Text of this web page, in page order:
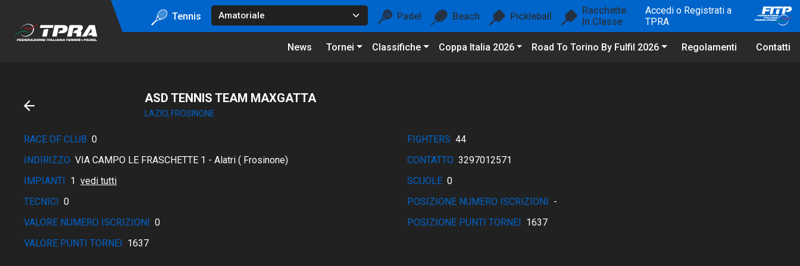
Tennis Padel Beach Pickleball
Racchette
In Classe
Accedi o Registrati a
TPRA
News Tornei Classifiche Coppa Italia 2026 Road To Torino By Fulfil 2026 Regolamenti Contatti
ASD TENNIS TEAM MAXGATTA
LAZIO, FROSINONE
RACE OF CLUB 0 FIGHTERS 44
INDIRIZZO VIA CAMPO LE FRASCHETTE 1 - Alatri ( Frosinone) CONTATTO 3297012571
IMPIANTI 1 vedi tutti SCUOLE 0
TECNICI 0 POSIZIONE NUMERO ISCRIZIONI -
VALORE NUMERO ISCRIZIONI 0 POSIZIONE PUNTI TORNEI 1637
VALORE PUNTI TORNEI 1637